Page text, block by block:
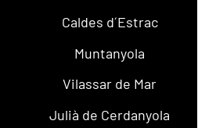
Caldes d´Estrac
Muntanyola
Vilassar de Mar
Julià de Cerdanyola